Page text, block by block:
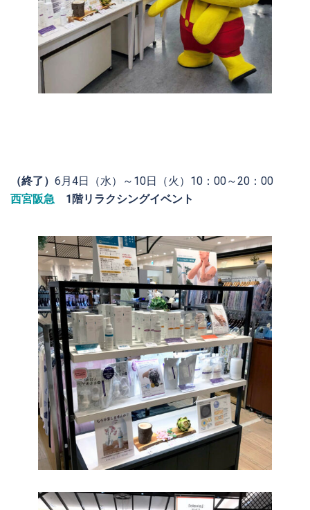
（終了） 6月4日（水）～10日（火）10：00～20：00
西宮阪急 1階リラクシングイベント